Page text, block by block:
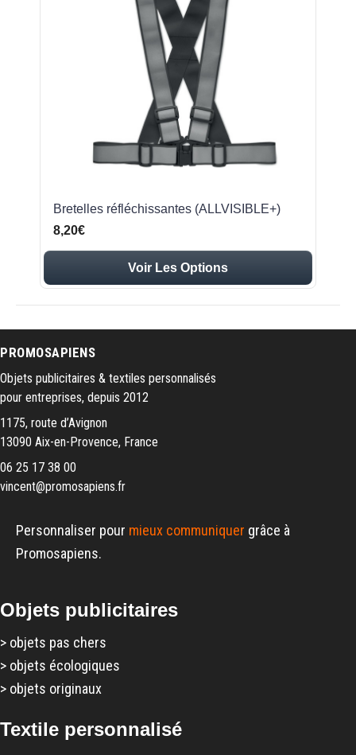
Bretelles réfléchissantes (ALLVISIBLE+)
8,20€
Voir Les Options
PROMOSAPIENS
Objets publicitaires & textiles personnalisés
pour entreprises, depuis 2012
1175, route d’Avignon
13090 Aix-en-Provence, France
06 25 17 38 00
vincent@promosapiens.fr
Personnaliser pour mieux communiquer grâce à
Promosapiens.
Objets publicitaires
> objets pas chers
> objets écologiques
> objets originaux
Textile personnalisé